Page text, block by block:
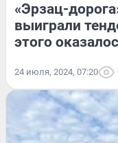
«Эрзац-
выиграли
этого
24 июля, 2024, 07:20